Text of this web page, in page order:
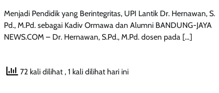
Menjadi Pendidik yang Berintegritas, UPI Lantik Dr. Hernawan, S.
Pd., M.Pd. sebagai Kadiv Ormawa dan Alumni BANDUNG-JAYA
NEWS.COM – Dr. Hernawan, S.Pd., M.Pd. dosen pada […]
72 kali dilihat , 1 kali dilihat hari ini